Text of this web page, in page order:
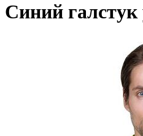
Синий галстук